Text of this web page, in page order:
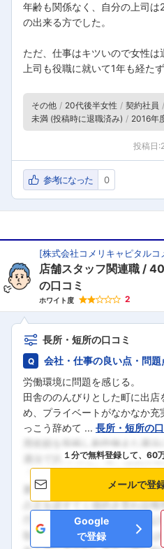
フォロー
こちらの企業もフ
年齢も関係なく、自分の上司
の出来る方でした。
ただ、仕事はキツいので女性は
上司も役職に就いて1年も経た
その他 20代後半女性 契約社員
未満 (投稿時に退職済み)
2016年
投稿日:
参考になった 0
[株式会社コメリキャピタルコ
店舗スタッフ関連職
の口コミ
ホワイト度 2
長所・短所の口コミ
会社・仕事の良い点・問
労働環境に問題を感じる。
田舎ののんびりとした町に出
め、プライベートがなかなか
っこう辞めて ... 長所・短所の
１分で無料登録して、60
メールで登
Google
で登録